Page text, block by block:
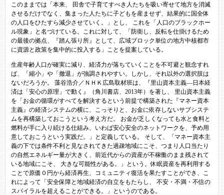
このままでは「本来、 田舎で子育てすべき人たちを吸い寄せて地方を消滅
させるだけでなく、集まった人たちに子どもを産ませず、結果的に国全体
の人口をひたすら減少させていく。」とし、 これを「人口のブラックホー
ル現象」と名づけている。これに対して、「防衛し、反転を仕掛けるため
の最後の拠点、『踏ん張り所』として、広域ブロック単位の地方中核都市
に資源と政策を集中的に投入する」ことを提案している。
生産年齢人口が確実に減り、経済力が落ちていくことを不可避と観念すれ
ば、「縮小」や「撤退」が強調されやすい。しかし、それ以外の選択肢は
ないだろうか。 藻谷浩介／ＮＨＫ広島取材班は、『里山資本主義―日本経
済は「安心の原理」で動く』（角川書店、2013年）を著し、 里山資本主義
を「お金の循環がすべてを解決するという前提で構築された『マネー資本
主義』の経済システムの横に、こっそりと、お金に依存しないサブシステ
ムを再構築しておこうという考え方だ。 お金が乏しくなっても水と食料と
燃料が手に入り続ける仕組み、いわば安心安全のネットワークを、予め用
意しておこうという実践だ。」と定義している。 そして、「マネー資本主
義の下では条件不利と見なされてきた過疎地域にこそ、つまり人口当たり
の自然エネルギー量が大きく、前近代からの資産が不稼働のまま残されて
いる地域にこそ、 大きな可能性がある。」という。休眠資産を再利用する
ことで原価０円から経済再生、コミュニティ復活を果たすことができ、こ
れによって「安全保障と地域経済の自立をもたらし、 不安・不満・不信の
スパイラルを超えることができる。」というのである。